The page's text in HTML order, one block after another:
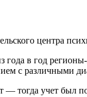
центра
в год
с различными
— тогда учет был